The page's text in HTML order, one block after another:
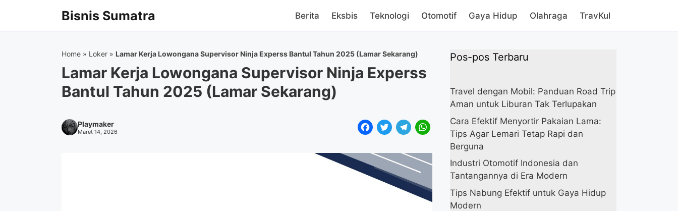
Bisnis Sumatra Berita Eksbis Teknologi Otomotif Gaya Hidup Olahraga TravKul
Home » Loker » Lamar Kerja Lowongana Supervisor Ninja Experss Bantul Tahun 2025 (Lamar Sekarang)
Lamar Kerja Lowongana Supervisor Ninja Experss
Bantul Tahun 2025 (Lamar Sekarang)
Playmaker
Maret 14, 2026
F
c
e
T
i
T
e
g
W
a
t
s
Pos-pos Terbaru
Travel dengan Mobil: Panduan Road Trip
Aman untuk Liburan Tak Terlupakan
Cara Efektif Menyortir Pakaian Lama:
Tips Agar Lemari Tetap Rapi dan
Berguna
Industri Otomotif Indonesia dan
Tantangannya di Era Modern
Tips Nabung Efektif untuk Gaya Hidup
Modern